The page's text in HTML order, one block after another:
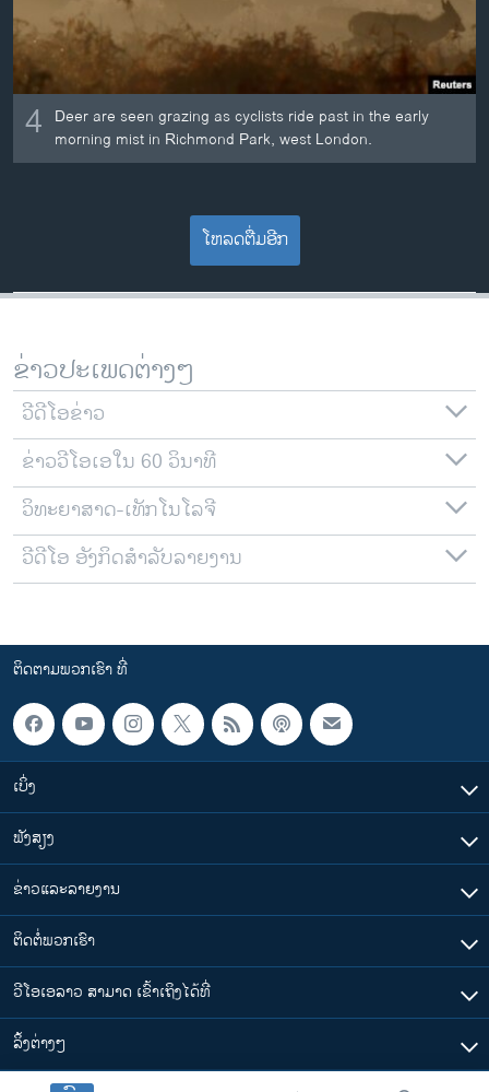
4 Deer are seen grazing as cyclists ride past in the early
morning mist in Richmond Park, west London.
ໂຫລດຕື່ມອີກ
ຂ່າວປະເພດຕ່າງໆ
ວີດີໂອຂ່າວ
ຂ່າວວີໂອເອໃນ 60 ວິນາທີ
ວິທະຍາສາດ-ເທັກໂນໂລຈີ
ວີດີໂອ ອັງກິດສຳລັບລາຍງານ
ຕິດຕາມພວກເຮົາ ທີ່
ເບິ່ງ
ຟັງສຽງ
ຂ່າວແລະລາຍງານ
ຕິດຕໍ່ພວກເຮົາ
ວີໂອເອລາວ ສາມາດ ເຂົ້າເຖິງໄດ້ທີ່
​ລິ້ງ​ຕ່າງໆ